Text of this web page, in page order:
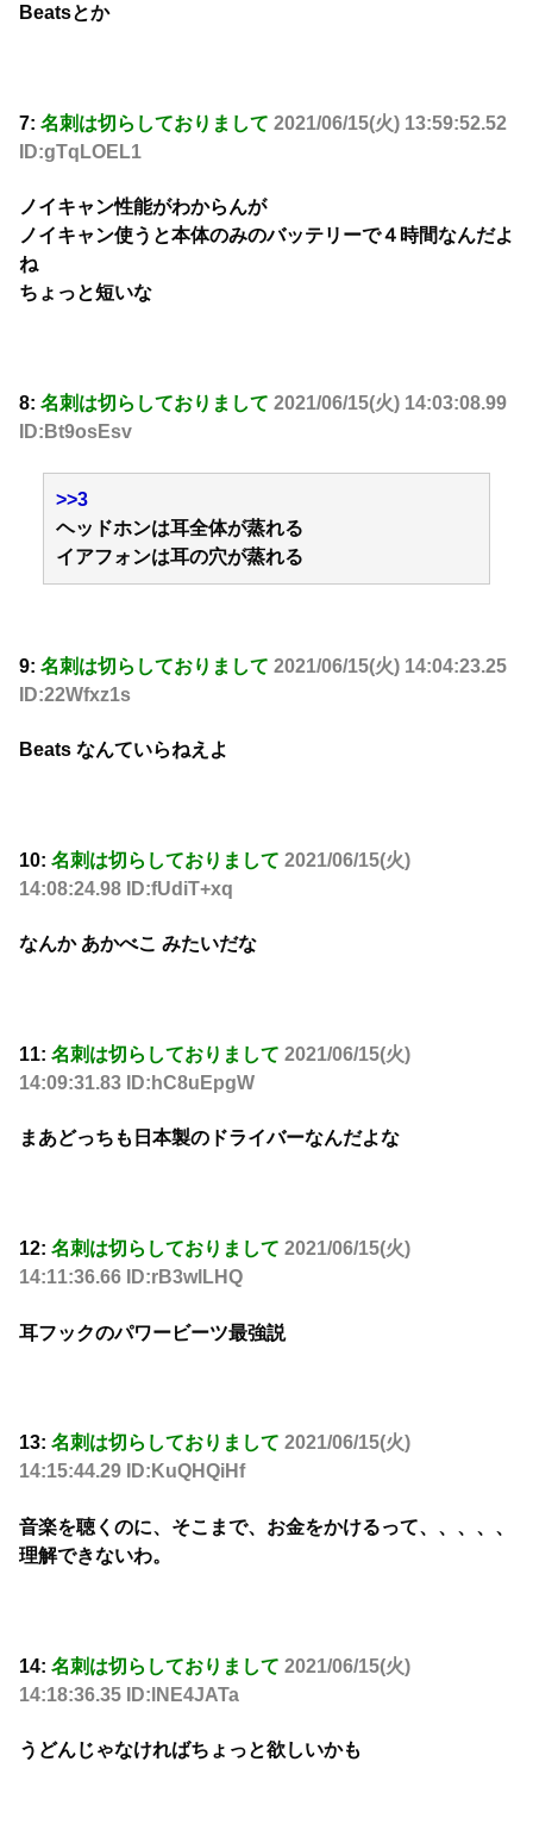
Beatsとか
7: 名刺は切らしておりまして 2021/06/15(火) 13:59:52.52
ID:gTqLOEL1
ノイキャン性能がわからんが
ノイキャン使うと本体のみのバッテリーで４時間なんだよ
ね
ちょっと短いな
8: 名刺は切らしておりまして 2021/06/15(火) 14:03:08.99
ID:Bt9osEsv
>>3
ヘッドホンは耳全体が蒸れる
イアフォンは耳の穴が蒸れる
9: 名刺は切らしておりまして 2021/06/15(火) 14:04:23.25
ID:22Wfxz1s
Beats なんていらねえよ
10: 名刺は切らしておりまして 2021/06/15(火)
14:08:24.98 ID:fUdiT+xq
なんか あかべこ みたいだな
11: 名刺は切らしておりまして 2021/06/15(火)
14:09:31.83 ID:hC8uEpgW
まあどっちも日本製のドライバーなんだよな
12: 名刺は切らしておりまして 2021/06/15(火)
14:11:36.66 ID:rB3wlLHQ
耳フックのパワービーツ最強説
13: 名刺は切らしておりまして 2021/06/15(火)
14:15:44.29 ID:KuQHQiHf
音楽を聴くのに、そこまで、お金をかけるって、、、、、
理解できないわ。
14: 名刺は切らしておりまして 2021/06/15(火)
14:18:36.35 ID:lNE4JATa
うどんじゃなければちょっと欲しいかも